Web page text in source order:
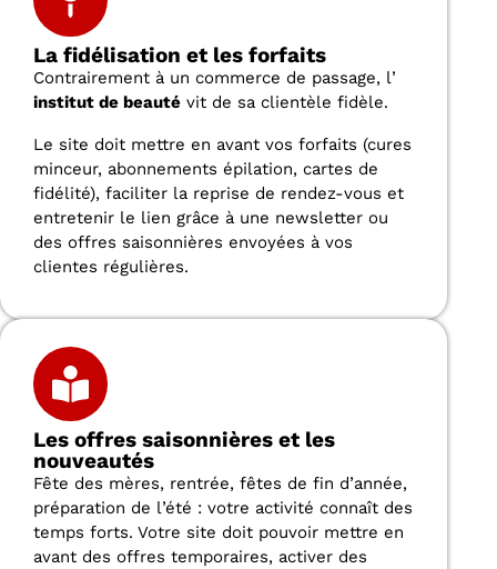
La fidélisation et les forfaits
Contrairement à un commerce de passage, l’
institut de beauté vit de sa clientèle fidèle.
Le site doit mettre en avant vos forfaits (cures
minceur, abonnements épilation, cartes de
fidélité), faciliter la reprise de rendez-vous et
entretenir le lien grâce à une newsletter ou
des offres saisonnières envoyées à vos
clientes régulières.
Les offres saisonnières et les
nouveautés
Fête des mères, rentrée, fêtes de fin d’année,
préparation de l’été : votre activité connaît des
temps forts. Votre site doit pouvoir mettre en
avant des offres temporaires, activer des